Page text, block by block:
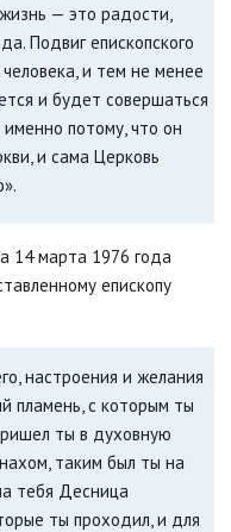
— это радости,
Подвиг епископского
и тем не менее
и будет совершаться
потому, что он
и сама Церковь
14 марта 1976 года
епископу
настроения и желания
пламень, с которым ты
ты в духовную
таким был ты на
тебя Десница
ты проходил, и для